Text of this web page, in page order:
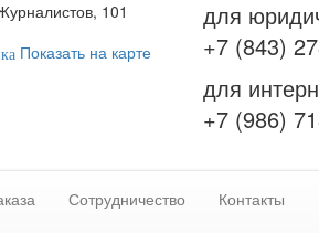
101
Показать на карте
для
+7 (843)
для
+7 (986)
Сотрудничество Контакты